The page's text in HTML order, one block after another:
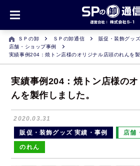
ＳＰの卸 ＳＰの卸通信
販促・装飾グッ
店舗・ショップ事例
実績事例204：焼トン店様のオリジナル店頭のれんを製
実績事例204：焼トン店様の
んを製作しました。
2020.03.31
販促・装飾グッズ 実績・事例
店舗
のれん